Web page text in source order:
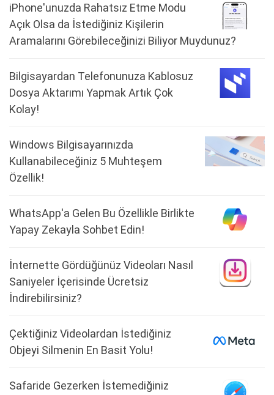
iPhone'unuzda Rahatsız Etme Modu
Açık Olsa da İstediğiniz Kişilerin
Aramalarını Görebileceğinizi Biliyor Muydunuz?
Bilgisayardan Telefonunuza Kablosuz
Dosya Aktarımı Yapmak Artık Çok
Kolay!
Windows Bilgisayarınızda
Kullanabileceğiniz 5 Muhteşem
Özellik!
WhatsApp'a Gelen Bu Özellikle Birlikte
Yapay Zekayla Sohbet Edin!
İnternette Gördüğünüz Videoları Nasıl
Saniyeler İçerisinde Ücretsiz
İndirebilirsiniz?
Çektiğiniz Videolardan İstediğiniz
Objeyi Silmenin En Basit Yolu!
Safaride Gezerken İstemediğiniz